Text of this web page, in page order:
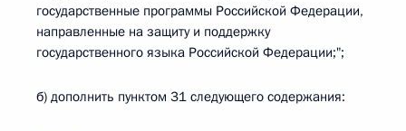
государственные программы Российской Федерации,
направленные на защиту и поддержку
государственного языка Российской Федерации;";
б) дополнить пунктом 31 следующего содержания: